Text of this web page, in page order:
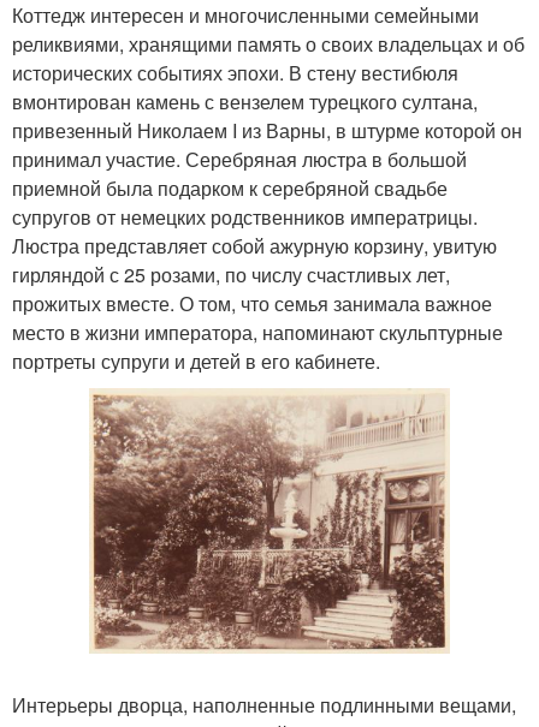
Коттедж интересен и многочисленными семейными
реликвиями, хранящими память о своих владельцах и об
исторических событиях эпохи. В стену вестибюля
вмонтирован камень с вензелем турецкого султана,
привезенный Николаем I из Варны, в штурме которой он
принимал участие. Серебряная люстра в большой
приемной была подарком к серебряной свадьбе
супругов от немецких родственников императрицы.
Люстра представляет собой ажурную корзину, увитую
гирляндой с 25 розами, по числу счастливых лет,
прожитых вместе. О том, что семья занимала важное
место в жизни императора, напоминают скульптурные
портреты супруги и детей в его кабинете.
Интерьеры дворца, наполненные подлинными вещами,